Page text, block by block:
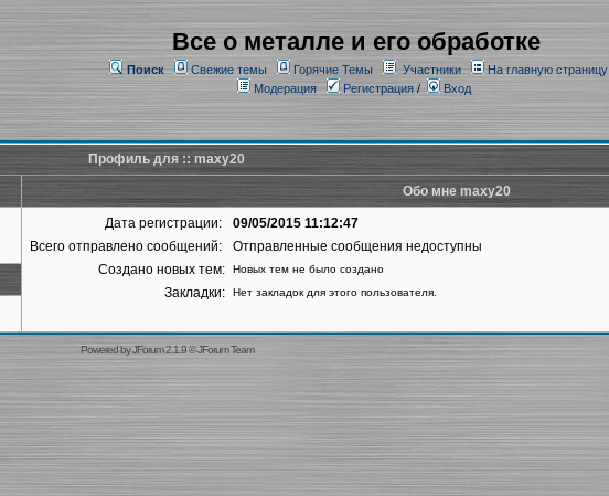
Все о металле и его обработке
Поиск Свежие темы Горячие Темы Участники
На главную страницу
Модерация
Регистрация/ Вход
Профиль для :: maxy20
Обо мне maxy20
Дата регистрации:
09/05/2015 11:12:47
Всего отправлено сообщений:
Отправленные сообщения недоступны
Создано новых тем:
Новых тем не было создано
Закладки: Нет закладок для этого пользователя.
Powered byJForum 2.1.9©JForum Team